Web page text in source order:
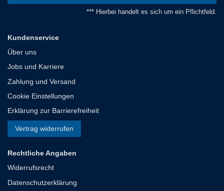
*** Hierbei handelt es sich um ein Pflichtfeld.
Kundenservice
Über uns
Jobs und Karriere
Zahlung und Versand
Cookie Einstellungen
Erklärung zur Barrierefreiheit
Vertrag widerrufen
Rechtliche Angaben
Widerrufsrecht
Datenschutzerklärung